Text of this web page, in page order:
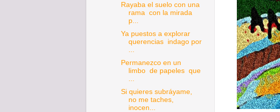
Rayaba el suelo con una
rama con la mirada
p...
Ya puestos a explorar
querencias indago por
Permanezco en un
limbo de papeles que
Si quieres subráyame,
no me taches,
inocen...